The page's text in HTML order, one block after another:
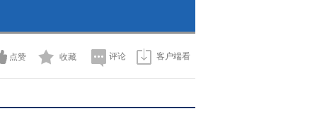
2011-09-29 22:53:03
[今日观察]汽车“三包”退
点赞 收藏 评论 客户端看